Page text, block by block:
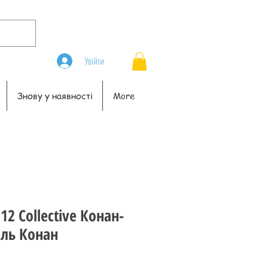
Увійти
Знову у наявності More
Collective Конан-
Конан